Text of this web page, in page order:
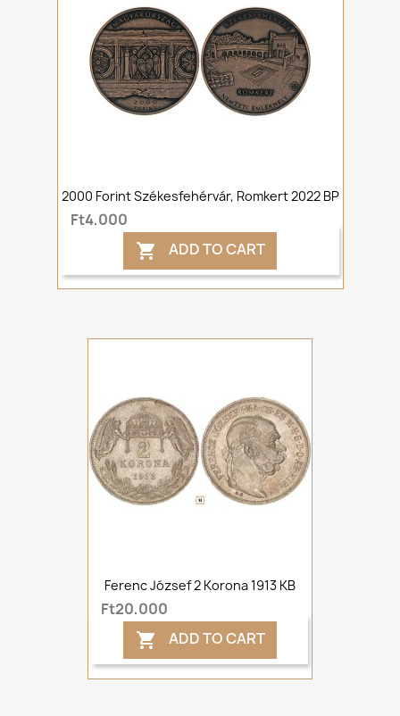
2000 Forint Székesfehérvár, Romkert 2022 BP
Ft4,000
 ADD TO CART
Ferenc József 2 Korona 1913 KB
Ft20,000
 ADD TO CART